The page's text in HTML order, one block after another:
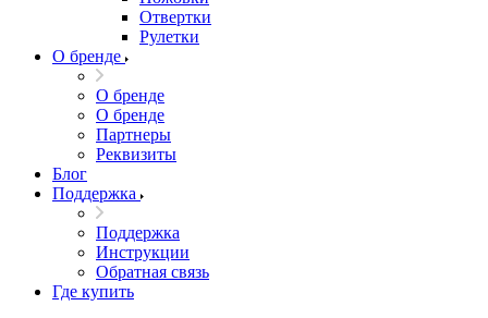
Отвертки
Рулетки
О бренде
О бренде
О бренде
Партнеры
Реквизиты
Блог
Поддержка
Поддержка
Инструкции
Обратная связь
Где купить